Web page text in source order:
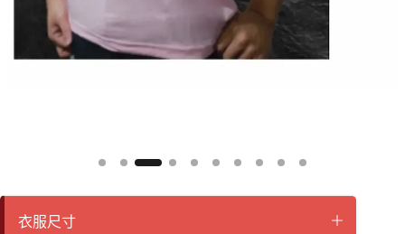
衣服尺寸